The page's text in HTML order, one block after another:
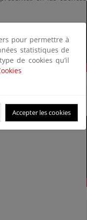
y la interpretación de la
ACCESO A ID-
pour permettre à
statistiques de
de cookies qu’il
Accepter les cookies